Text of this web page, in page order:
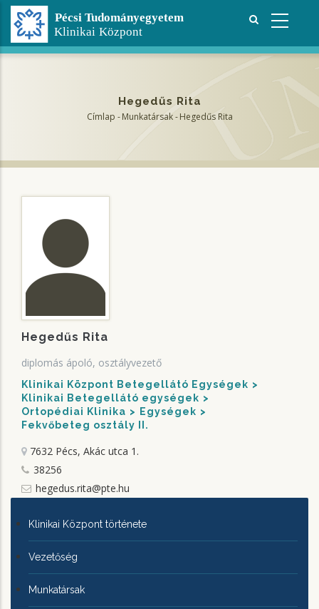
Ugrás
tartalomra
Hegedűs Rita
Címlap - Munkatársak - Hegedűs Rita
Hegedűs Rita
diplomás ápoló, osztályvezető
Klinikai Központ Betegellátó Egységek
Klinikai Betegellátó egységek
Ortopédiai Klinika
Egységek
Fekvőbeteg osztály II.
7632 Pécs, Akác utca 1.
38256
hegedus.rita@pte.hu
KLINIKAI
KÖZPONTRÓL
Klinikai Központ története
Vezetőség
Munkatársak